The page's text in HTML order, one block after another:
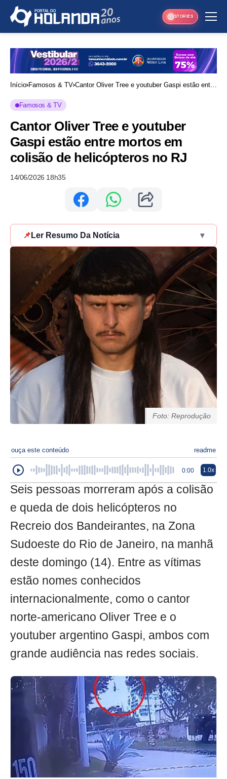
STORIES
Início Famosos & TV Cantor Oliver Tree e youtuber Gaspi estão entre
Famosos & TV
Cantor Oliver Tree e youtuber
Gaspi estão entre mortos em
colisão de helicópteros no RJ
14/06/2026 18h35
📌 Ler Resumo Da Notícia ▾
Foto: Reprodução
ouça este conteúdo readme
0:00 1.0x
Seis pessoas morreram após a colisão
e queda de dois helicópteros no
Recreio dos Bandeirantes, na Zona
Sudoeste do Rio de Janeiro, na manhã
deste domingo (14). Entre as vítimas
estão nomes conhecidos
internacionalmente, como o cantor
norte-americano Oliver Tree e o
youtuber argentino Gaspi, ambos com
grande audiência nas redes sociais.